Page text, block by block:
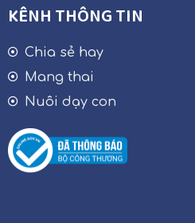
KÊNH THÔNG TIN
Chia sẻ hay
Mang thai
Nuôi dạy con